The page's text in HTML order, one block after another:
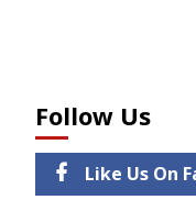
Follow Us
Like Us On